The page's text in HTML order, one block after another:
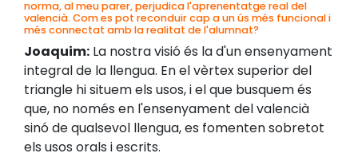
norma, al meu parer, perjudica l'aprenentatge real del
valencià. Com es pot reconduir cap a un ús més funcional i
més connectat amb la realitat de l'alumnat?
Joaquim: La nostra visió és la d'un ensenyament
integral de la llengua. En el vèrtex superior del
triangle hi situem els usos, i el que busquem és
que, no només en l'ensenyament del valencià
sinó de qualsevol llengua, es fomenten sobretot
els usos orals i escrits.